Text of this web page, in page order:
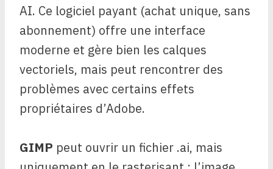
AI. Ce logiciel payant (achat unique, sans
abonnement) offre une interface
moderne et gère bien les calques
vectoriels, mais peut rencontrer des
problèmes avec certains effets
propriétaires d’Adobe.
GIMP peut ouvrir un fichier .ai, mais